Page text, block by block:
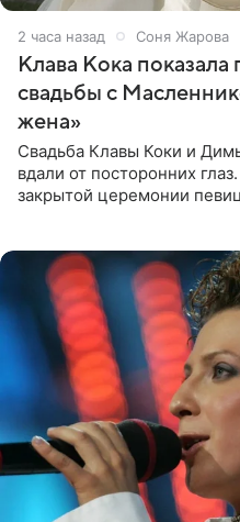
2 часа назад Соня Жарова
Клава Кока
свадьбы с
жена»
Свадьба Клавы Коки и
вдали от посторонних
закрытой церемонии